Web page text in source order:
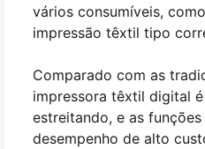
vários consumíveis,
impressão têxtil tipo
Comparado com as
impressora têxtil digital
estreitando, e as
desempenho de alto